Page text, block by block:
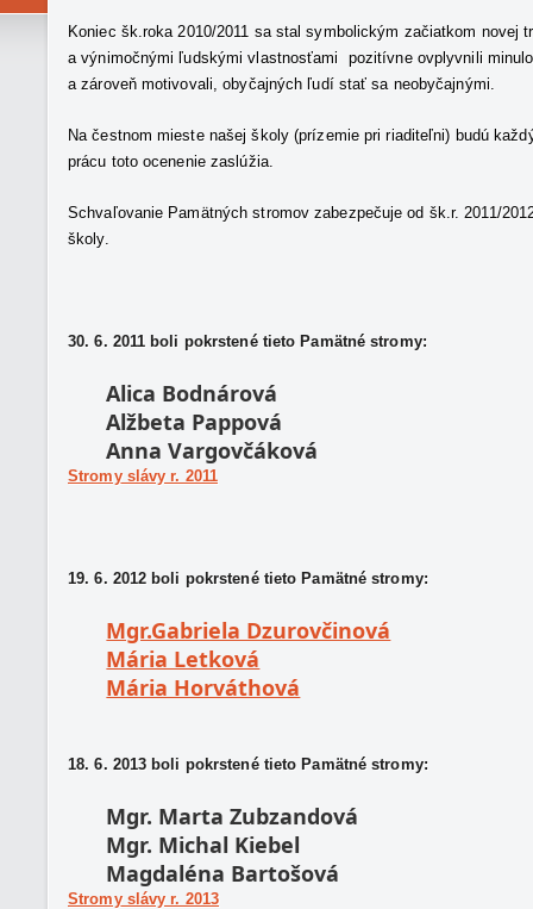
Koniec šk.roka 2010/2011 sa stal symbolickým začiatkom novej
a výnimočnými ľudskými vlastnosťami pozitívne ovplyvnili
a zároveň motivovali, obyčajných ľudí stať sa neobyčajnými.
Na čestnom mieste našej školy (prízemie pri riaditeľni) budú
prácu toto ocenenie zaslúžia.
Schvaľovanie Pamätných stromov zabezpečuje od šk.r. 2011/
školy.
30. 6. 2011 boli pokrstené tieto Pamätné stromy:
Alica Bodnárová
Alžbeta Pappová
Anna Vargovčáková
Stromy slávy r. 2011
19. 6. 2012 boli pokrstené tieto Pamätné stromy:
Mgr.Gabriela Dzurovčinová
Mária Letková
Mária Horváthová
18. 6. 2013 boli pokrstené tieto Pamätné stromy:
Mgr. Marta Zubzandová
Mgr. Michal Kiebel
Magdaléna Bartošová
Stromy slávy r. 2013